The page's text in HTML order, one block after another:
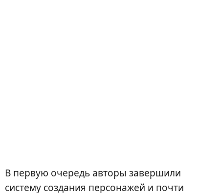
В первую очередь авторы завершили
систему создания персонажей и почти